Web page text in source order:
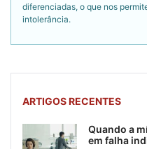
diferenciadas, o que nos
intolerância.
ARTIGOS RECENTES
Quando a
em falha